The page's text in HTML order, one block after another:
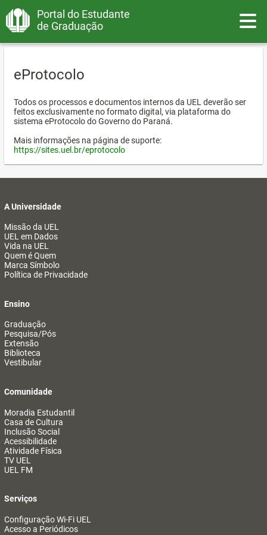
Portal do Estudante
de Graduação
eProtocolo
Todos os processos e documentos internos da UEL deverão ser
feitos exclusivamente no formato digital, via plataforma do
sistema eProtocolo do Governo do Paraná.
Mais informações na página de suporte:
https://sites.uel.br/eprotocolo
A Universidade
Missão da UEL
UEL em Dados
Vida na UEL
Quem é Quem
Marca Símbolo
Política de Privacidade
Ensino
Graduação
Pesquisa/Pós
Extensão
Biblioteca
Vestibular
Comunidade
Moradia Estudantil
Casa de Cultura
Inclusão Social
Acessibilidade
Atividade Física
TV UEL
UEL FM
Serviços
Configuração Wi-Fi UEL
Acesso a Periódicos